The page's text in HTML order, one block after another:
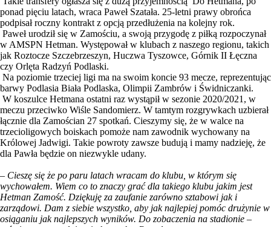
ponad pięciu latach, wraca Paweł Szatała. 25-letni prawy obrońca
podpisał roczny kontrakt z opcją przedłużenia na kolejny rok.
Paweł urodził się w Zamościu, a swoją przygodę z piłką rozpoczynał
w AMSPN Hetman. Występował w klubach z naszego regionu, takich
jak Roztocze Szczebrzeszyn, Huczwa Tyszowce, Górnik II Łęczna
czy Orlęta Radzyń Podlaski.
Na poziomie trzeciej ligi ma na swoim koncie 93 mecze, reprezentując
barwy Podlasia Biała Podlaska, Olimpii Zambrów i Świdniczanki.
W koszulce Hetmana ostatni raz wystąpił w sezonie 2020/2021, w
meczu przeciwko Wiśle Sandomierz. W tamtym rozgrywkach uzbierał
łącznie dla Zamościan 27 spotkań. Cieszymy się, że w walce na
trzecioligowych boiskach pomoże nam zawodnik wychowany na
Królowej Jadwigi. Takie powroty zawsze budują i mamy nadzieję, że
dla Pawła będzie on niezwykle udany.
– Cieszę się że po paru latach wracam do klubu, w którym się
wychowałem. Wiem co to znaczy grać dla takiego klubu jakim jest
Hetman Zamość. Dziękuję za zaufanie zarówno sztabowi jak i
zarządowi. Dam z siebie wszystko, aby jak najlepiej pomóc drużynie w
osiąganiu jak najlepszych wyników. Do zobaczenia na stadionie –